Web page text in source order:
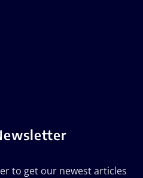
to get our newest articles